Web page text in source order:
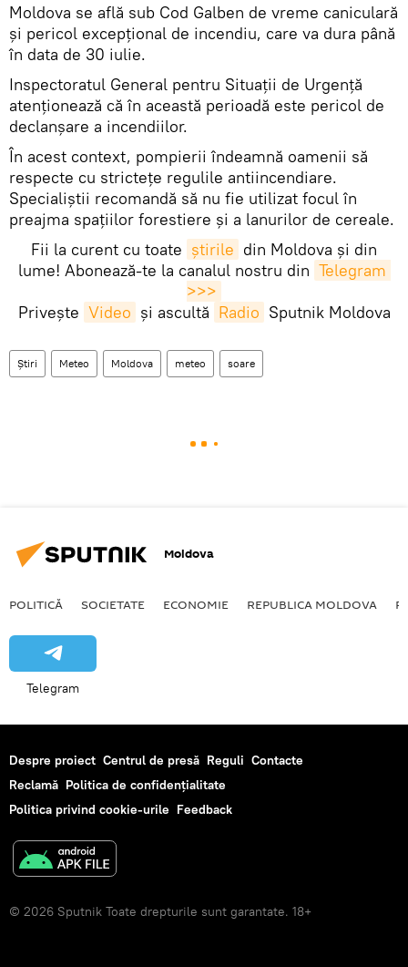
Moldova se află sub Cod Galben de vreme caniculară
și pericol excepțional de incendiu, care va dura până
în data de 30 iulie.
Inspectoratul General pentru Situații de Urgență
atenționează că în această perioadă este pericol de
declanșare a incendiilor.
În acest context, pompierii îndeamnă oamenii să
respecte cu strictețe regulile antiincendiare.
Specialiștii recomandă să nu fie utilizat focul în
preajma spațiilor forestiere și a lanurilor de cereale.
Fii la curent cu toate știrile din Moldova și din
lume! Abonează-te la canalul nostru din Telegram
>>>
Privește Video și ascultă Radio Sputnik Moldova
Știri Meteo Moldova meteo soare
Moldova
POLITICĂ SOCIETATE ECONOMIE REPUBLICA MOLDOVA
Telegram
Despre proiect Centrul de presă Reguli Contacte
Reclamă Politica de confidențialitate
Politica privind cookie-urile Feedback
© 2026 Sputnik Toate drepturile sunt garantate. 18+